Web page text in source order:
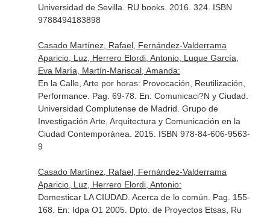
Universidad de Sevilla. RU books. 2016. 324. ISBN
9788494183898
Casado Martínez, Rafael, Fernández-Valderrama
Aparicio, Luz, Herrero Elordi, Antonio, Luque García,
Eva María, Martín-Mariscal, Amanda:
En la Calle, Arte por horas: Provocación, Reutilización,
Performance. Pag. 69-78. En: Comunicaci?N y Ciudad
Universidad Complutense de Madrid. Grupo de
Investigación Arte, Arquitectura y Comunicación en la
Ciudad Contemporánea. 2015. ISBN 978-84-606-9563-
9
Casado Martínez, Rafael, Fernández-Valderrama
Aparicio, Luz, Herrero Elordi, Antonio:
Domesticar LA CIUDAD. Acerca de lo común. Pag. 155-
168. En: Idpa O1 2005. Dpto. de Proyectos Etsas, Ru